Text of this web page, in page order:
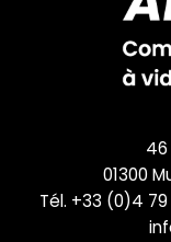
46
01300
Tél. +33 (0)4 79